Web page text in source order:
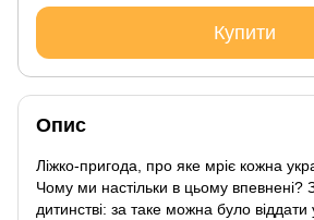
Купити
Опис
Ліжко-пригода, про яке мріє кожна
Чому ми настільки в цьому впевнені?
дитинстві: за таке можна було віддати